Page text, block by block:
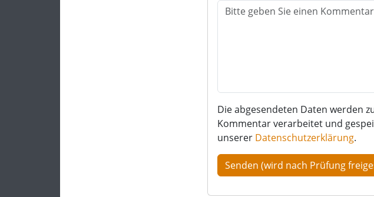
Die abgesendeten Daten werden
Kommentar verarbeitet und
unserer Datenschutzerklärung.